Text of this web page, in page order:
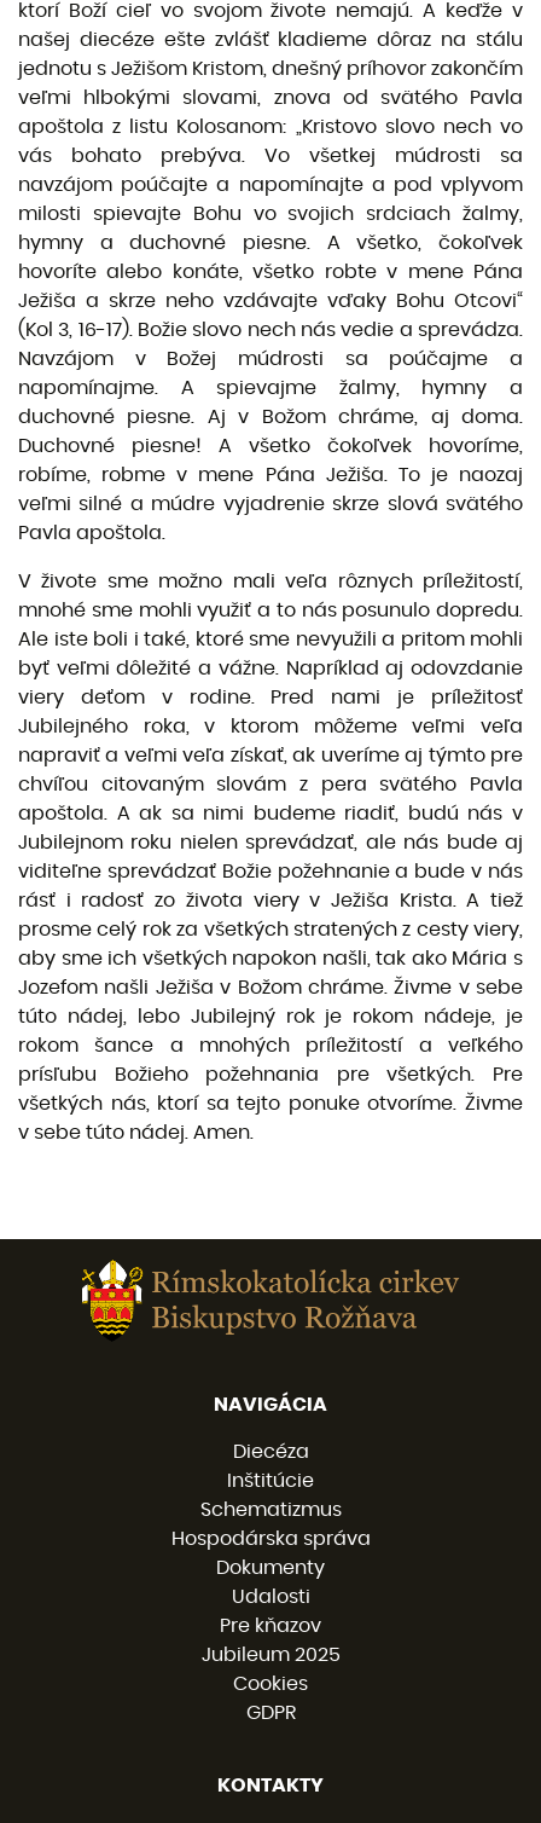
ktorí Boží cieľ vo svojom živote nemajú. A keďže v
našej diecéze ešte zvlášť kladieme dôraz na stálu
jednotu s Ježišom Kristom, dnešný príhovor zakončím
veľmi hlbokými slovami, znova od svätého Pavla
apoštola z listu Kolosanom: „Kristovo slovo nech vo
vás bohato prebýva. Vo všetkej múdrosti sa
navzájom poúčajte a napomínajte a pod vplyvom
milosti spievajte Bohu vo svojich srdciach žalmy,
hymny a duchovné piesne. A všetko, čokoľvek
hovoríte alebo konáte, všetko robte v mene Pána
Ježiša a skrze neho vzdávajte vďaky Bohu Otcovi“
(Kol 3, 16-17). Božie slovo nech nás vedie a sprevádza.
Navzájom v Božej múdrosti sa poúčajme a
napomínajme. A spievajme žalmy, hymny a
duchovné piesne. Aj v Božom chráme, aj doma.
Duchovné piesne! A všetko čokoľvek hovoríme,
robíme, robme v mene Pána Ježiša. To je naozaj
veľmi silné a múdre vyjadrenie skrze slová svätého
Pavla apoštola.
V živote sme možno mali veľa rôznych príležitostí,
mnohé sme mohli využiť a to nás posunulo dopredu.
Ale iste boli i také, ktoré sme nevyužili a pritom mohli
byť veľmi dôležité a vážne. Napríklad aj odovzdanie
viery deťom v rodine. Pred nami je príležitosť
Jubilejného roka, v ktorom môžeme veľmi veľa
napraviť a veľmi veľa získať, ak uveríme aj týmto pre
chvíľou citovaným slovám z pera svätého Pavla
apoštola. A ak sa nimi budeme riadiť, budú nás v
Jubilejnom roku nielen sprevádzať, ale nás bude aj
viditeľne sprevádzať Božie požehnanie a bude v nás
rásť i radosť zo života viery v Ježiša Krista. A tiež
prosme celý rok za všetkých stratených z cesty viery,
aby sme ich všetkých napokon našli, tak ako Mária s
Jozefom našli Ježiša v Božom chráme. Živme v sebe
túto nádej, lebo Jubilejný rok je rokom nádeje, je
rokom šance a mnohých príležitostí a veľkého
prísľubu Božieho požehnania pre všetkých. Pre
všetkých nás, ktorí sa tejto ponuke otvoríme. Živme
v sebe túto nádej. Amen.
NAVIGÁCIA
Diecéza
Inštitúcie
Schematizmus
Hospodárska správa
Dokumenty
Udalosti
Pre kňazov
Jubileum 2025
Cookies
GDPR
KONTAKTY